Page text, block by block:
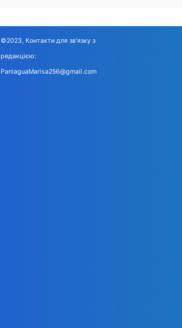
©2023, Контакти для зв'язку з
редакцією:
PaniaguaMarisa256@gmail.com